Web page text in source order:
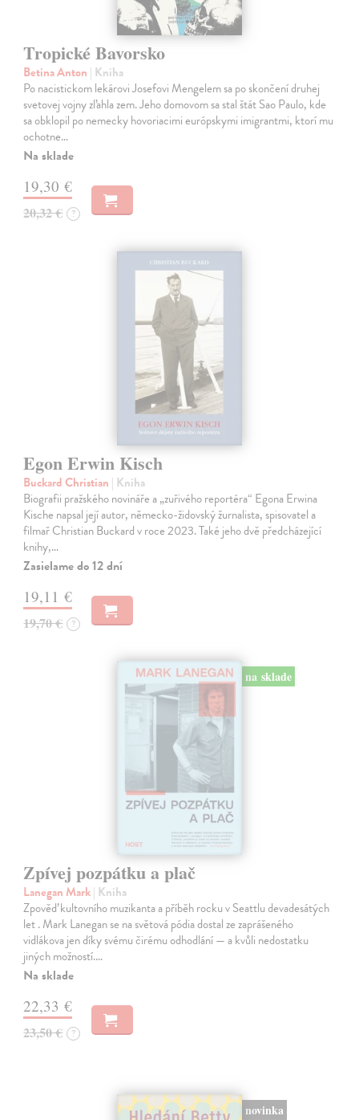
Tropické Bavorsko
Betina Anton | Kniha
Po nacistickom lekárovi Josefovi Mengelem sa po skončení druhej
svetovej vojny zľahla zem. Jeho domovom sa stal štát Sao Paulo, kde
sa obklopil po nemecky hovoriacimi európskymi imigrantmi, ktorí mu
ochotne…
Na sklade
19,30 €
20,32 € ?
Egon Erwin Kisch
Buckard Christian | Kniha
Biografii pražského novináře a „zuřivého reportéra“ Egona Erwina
Kische napsal její autor, německo-židovský žurnalista, spisovatel a
filmař Christian Buckard v roce 2023. Také jeho dvě předcházející
knihy,…
Zasielame do 12 dní
19,11 €
19,70 € ?
na sklade
Zpívej pozpátku a plač
Lanegan Mark| Kniha
Zpověď kultovního muzikanta a příběh rocku v Seattlu devadesátých
let . Mark Lanegan se na světová pódia dostal ze zaprášeného
vidlákova jen díky svému čirému odhodlání — a kvůli nedostatku
jiných možností.…
Na sklade
22,33 €
23,50 € ?
novinka